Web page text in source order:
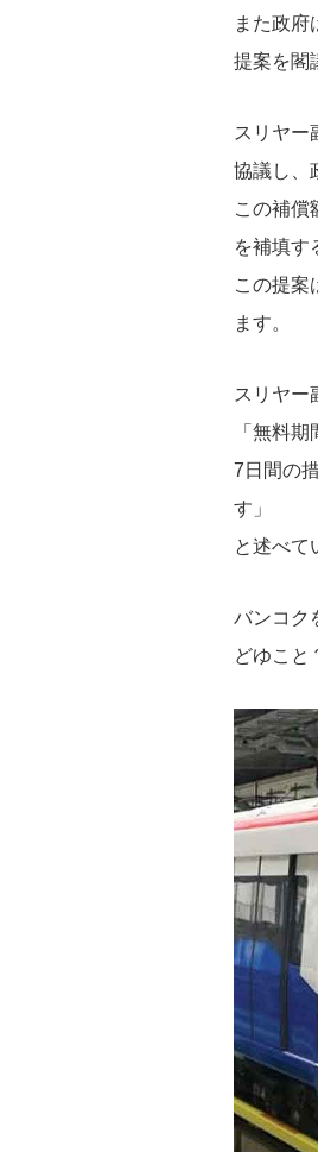
また政府
提案を閣
スリヤー
協議し、
この補償
を補填す
この提案
ます。
スリヤー
「無料
7日間の
す」
と述べて
バンコク
どゆこと